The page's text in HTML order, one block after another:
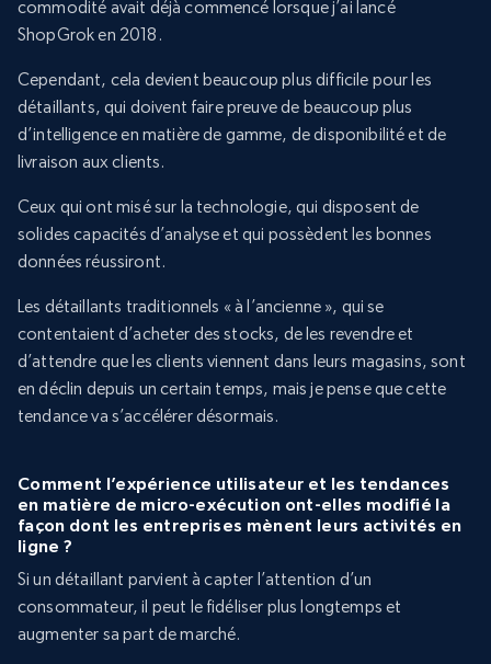
commodité avait déjà commencé lorsque j’ai lancé
ShopGrok en 2018.
Cependant, cela devient beaucoup plus difficile pour les
détaillants, qui doivent faire preuve de beaucoup plus
d’intelligence en matière de gamme, de disponibilité et de
livraison aux clients.
Ceux qui ont misé sur la technologie, qui disposent de
solides capacités d’analyse et qui possèdent les bonnes
données réussiront.
Les détaillants traditionnels « à l’ancienne », qui se
contentaient d’acheter des stocks, de les revendre et
d’attendre que les clients viennent dans leurs magasins, sont
en déclin depuis un certain temps, mais je pense que cette
tendance va s’accélérer désormais.
Comment l’expérience utilisateur et les tendances
en matière de micro-exécution ont-elles modifié la
façon dont les entreprises mènent leurs activités en
ligne ?
Si un détaillant parvient à capter l’attention d’un
consommateur, il peut le fidéliser plus longtemps et
augmenter sa part de marché.